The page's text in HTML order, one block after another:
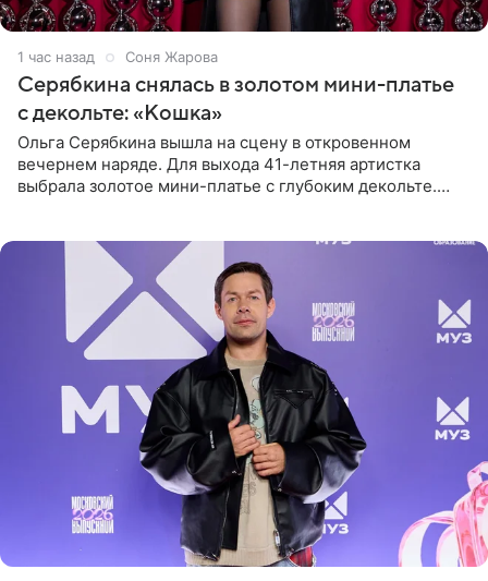
1 час назад Соня Жарова
Серябкина снялась в золотом мини-платье
с декольте: «Кошка»
Ольга Серябкина вышла на сцену в откровенном
вечернем наряде. Для выхода 41-летняя артистка
выбрала золотое мини-платье с глубоким декольте.